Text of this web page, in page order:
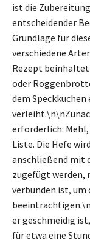
ist die
entscheidender
Grundlage für
verschiedene
Rezept beinhaltet
oder
dem
erforderlich: Mehl,
Liste. Die Hefe
anschließend mit
zugefügt werden,
verbunden ist,
er geschmeidig
für etwa eine